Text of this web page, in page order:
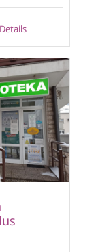
Details